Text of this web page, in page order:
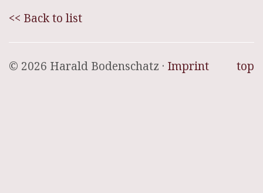
<< Back to list
top
© 2026 Harald Bodenschatz · Imprint